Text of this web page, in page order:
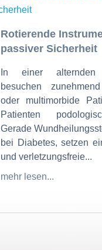
Rotierende
passiver Sicherheit
In einer alternden
besuchen
oder multimorbide
Patienten
Gerade
bei Diabetes, setzen
und verletzungsfreie...
mehr lesen...